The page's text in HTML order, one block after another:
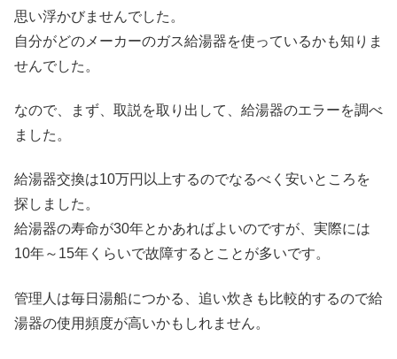
思い浮かびませんでした。
自分がどのメーカーのガス給湯器を使っているかも知りま
せんでした。
なので、まず、取説を取り出して、給湯器のエラーを調べ
ました。
給湯器交換は10万円以上するのでなるべく安いところを
探しました。
給湯器の寿命が30年とかあればよいのですが、実際には
10年～15年くらいで故障するとことが多いです。
管理人は毎日湯船につかる、追い炊きも比較的するので給
湯器の使用頻度が高いかもしれません。